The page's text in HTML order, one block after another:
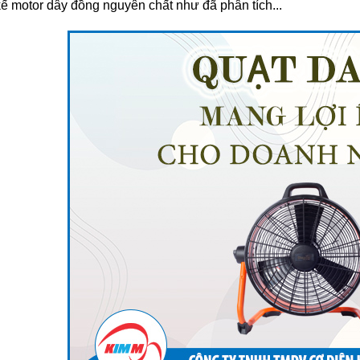
motor dây đồng nguyên chất như đã phân tích...